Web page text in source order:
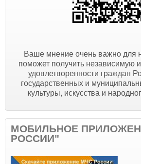
Ваше мнение очень важно для
поможет получить независимую
удовлетворенности граждан
государственных и
культуры, искусства и
МОБИЛЬНОЕ
РОССИИ"